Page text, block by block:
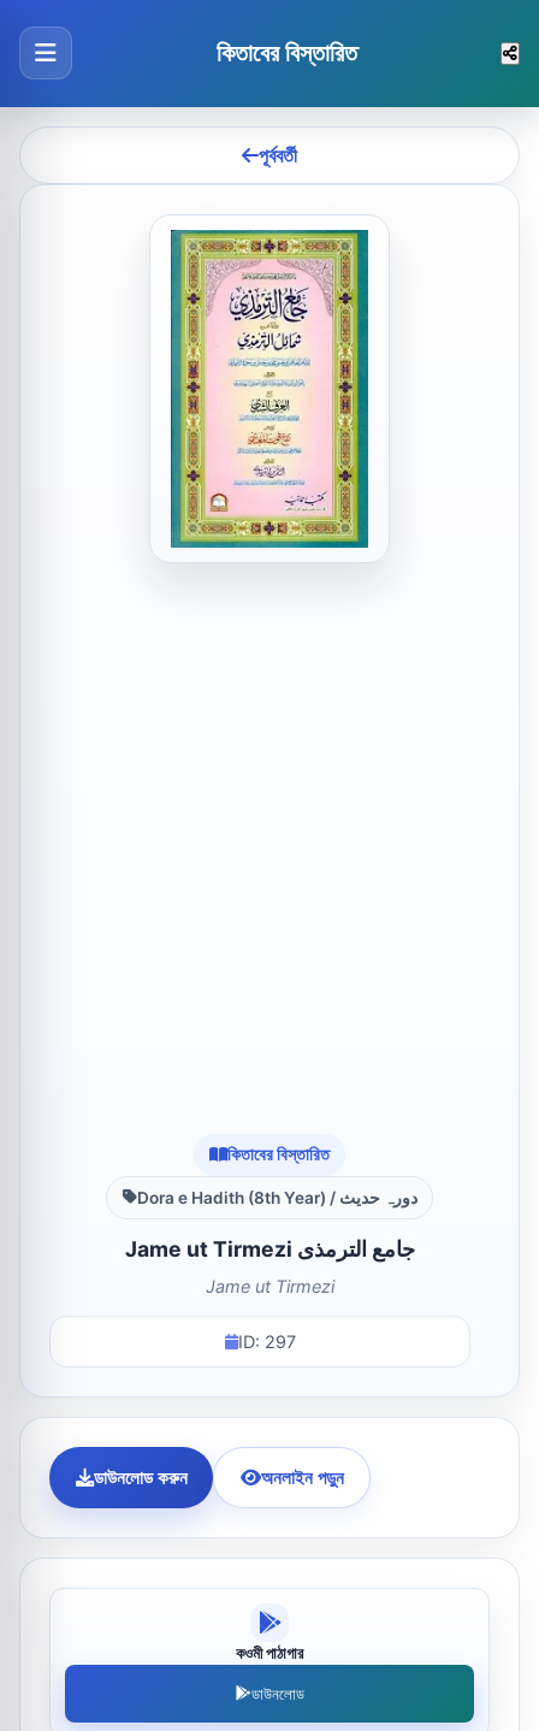
কিতাবের বিস্তারিত
পূর্ববর্তী
কিতাবের বিস্তারিত
Dora e Hadith (8th Year) / دورہ حدیث
Jame ut Tirmezi جامع الترمذی
Jame ut Tirmezi
ID: 297
ডাউনলোড করুন অনলাইন পড়ুন
কওমী পাঠাগার
ডাউনলোড